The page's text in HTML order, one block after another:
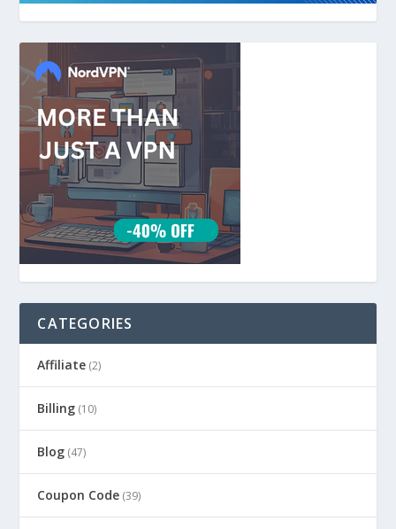
CATEGORIES
Affiliate (2)
Billing (10)
Blog (47)
Coupon Code (39)